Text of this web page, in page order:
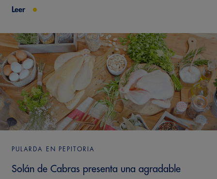
Leer
PULARDA EN PEPITORIA
Solán de Cabras presenta una agradable